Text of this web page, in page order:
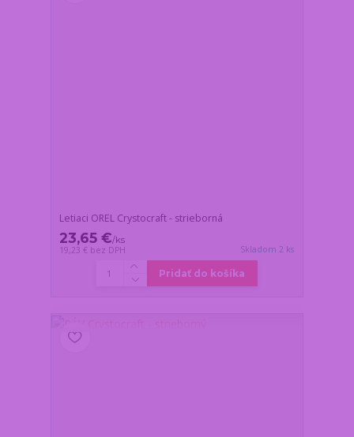
Letiaci OREL Crystocraft - strieborná
23,65 €/ks
19,23 € bez DPH Skladom 2 ks
Pridať do košíka